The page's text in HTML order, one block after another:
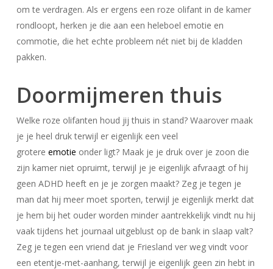
om te verdragen. Als er ergens een roze olifant in de kamer
rondloopt, herken je die aan een heleboel emotie en
commotie, die het echte probleem nét niet bij de kladden
pakken.
Doormijmeren thuis
Welke roze olifanten houd jij thuis in stand? Waarover maak
je je heel druk terwijl er eigenlijk een veel
grotere emotie onder ligt? Maak je je druk over je zoon die
zijn kamer niet opruimt, terwijl je je eigenlijk afvraagt of hij
geen ADHD heeft en je je zorgen maakt? Zeg je tegen je
man dat hij meer moet sporten, terwijl je eigenlijk merkt dat
je hem bij het ouder worden minder aantrekkelijk vindt nu hij
vaak tijdens het journaal uitgeblust op de bank in slaap valt?
Zeg je tegen een vriend dat je Friesland ver weg vindt voor
een etentje-met-aanhang, terwijl je eigenlijk geen zin hebt in